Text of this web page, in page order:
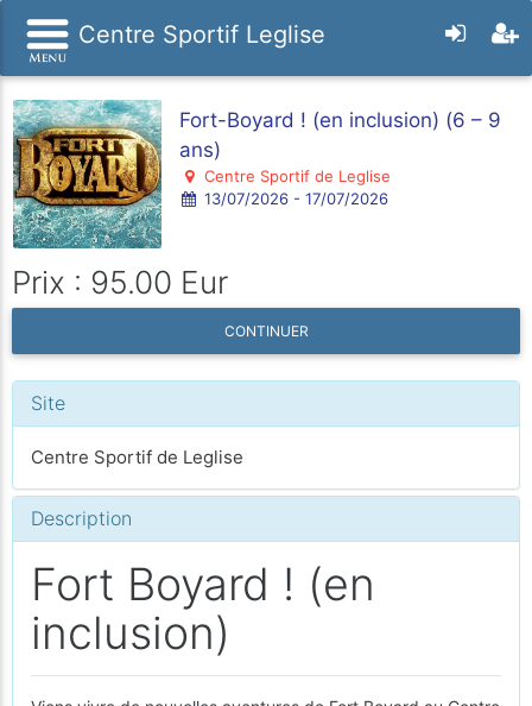
Centre Sportif Leglise
Fort-Boyard ! (en inclusion) (6 – 9
ans)
Centre Sportif de Leglise
13/07/2026 - 17/07/2026
Prix : 95.00 Eur
CONTINUER
Site
Centre Sportif de Leglise
Description
Fort Boyard ! (en
inclusion)